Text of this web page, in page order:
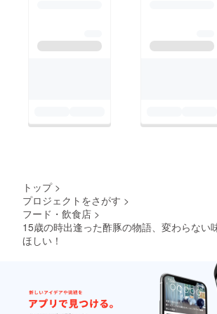
トップ >
プロジェクトをさがす >
フード・飲食店 >
15歳の時出逢った酢豚の物語、変わらない
ほしい！